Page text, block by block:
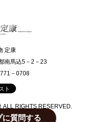
定康
南馬込5－2－23
－0708
RIGHTS RESERVED.
に質問する